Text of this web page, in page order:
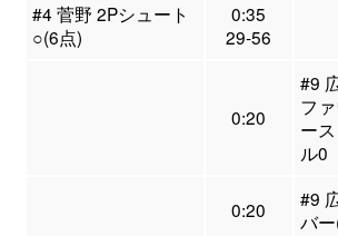
#4 菅野 2Pシュート
○(6点)
0:35
29-56
0:20
#9
フ
ー
ル0
0:20
#9
バ